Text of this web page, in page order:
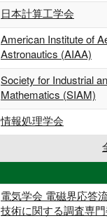
日本計算工学会
American Institute of
Astronautics (AIAA)
Society for Industrial
Mathematics (SIAM)
情報処理学会
電気学会 電磁界応答
技術に関する調査専